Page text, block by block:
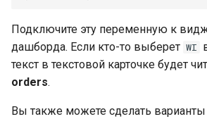
Подключите эту переменную к
дашборда. Если кто-то выберет WI
текст в текстовой карточке будет
orders.
Вы также можете сделать варианты